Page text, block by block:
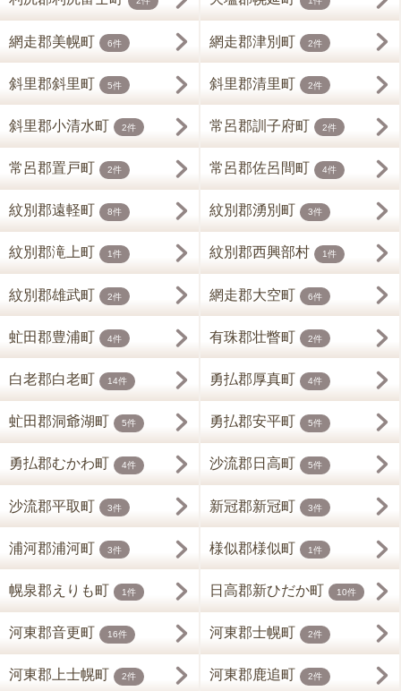
網走郡美幌町 6件 網走郡津別町 2件
斜里郡斜里町 5件 斜里郡清里町 2件
斜里郡小清水町 2件 常呂郡訓子府町 2件
常呂郡置戸町 2件 常呂郡佐呂間町 4件
紋別郡遠軽町 8件 紋別郡湧別町 3件
紋別郡滝上町 1件 紋別郡西興部村 1件
紋別郡雄武町 2件 網走郡大空町 6件
虻田郡豊浦町 4件 有珠郡壮瞥町 2件
白老郡白老町 14件 勇払郡厚真町 4件
虻田郡洞爺湖町 5件 勇払郡安平町 5件
勇払郡むかわ町 4件 沙流郡日高町 5件
沙流郡平取町 3件 新冠郡新冠町 3件
浦河郡浦河町 3件 様似郡様似町 1件
幌泉郡えりも町 1件 日高郡新ひだか町 10件
河東郡音更町 16件 河東郡士幌町 2件
河東郡上士幌町 2件 河東郡鹿追町 2件